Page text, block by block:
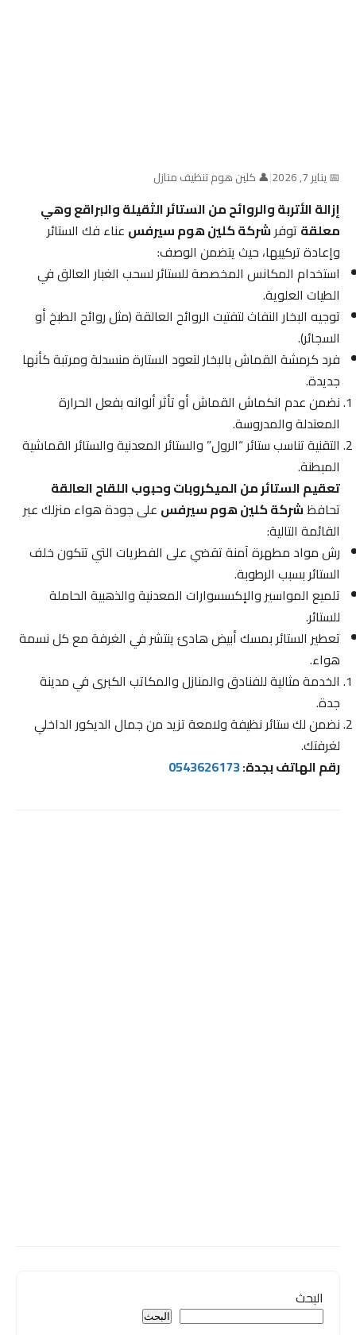
📅 يناير 7, 2026 |👤 كلين هوم تنظيف منازل
إزالة الأتربة والروائح من الستائر الثقيلة والبراقع وهي
معلقةتوفرشركة كلين هوم سيرفسعناء فك الستائر
وإعادة تركيبها، حيث يتضمن الوصف:
استخدام المكانس المخصصة للستائر لسحب الغبار العالق في
الطيات العلوية.
توجيه البخار النفاث لتفتيت الروائح العالقة (مثل روائح الطبخ أو
السجائر).
فرد كرمشة القماش بالبخار لتعود الستارة منسدلة ومرتبة كأنها
جديدة.
نضمن عدم انكماش القماش أو تأثر ألوانه بفعل الحرارة
المعتدلة والمدروسة.
التقنية تناسب ستائر “الرول” والستائر المعدنية والستائر القماشية
المبطنة.
تعقيم الستائر من الميكروبات وحبوب اللقاح العالقة
تحافظشركة كلين هوم سيرفسعلى جودة هواء منزلك عبر
القائمة التالية:
رش مواد مطهرة آمنة تقضي على الفطريات التي تتكون خلف
الستائر بسبب الرطوبة.
تلميع المواسير والإكسسوارات المعدنية والذهبية الحاملة
للستائر.
تعطير الستائر بمسك أبيض هادئ ينتشر في الغرفة مع كل نسمة
هواء.
الخدمة مثالية للفنادق والمنازل والمكاتب الكبرى في مدينة
جدة.
نضمن لك ستائر نظيفة ولامعة تزيد من جمال الديكور الداخلي
لغرفتك.
رقم الهاتف بجدة:0543626173
البحث
البحث